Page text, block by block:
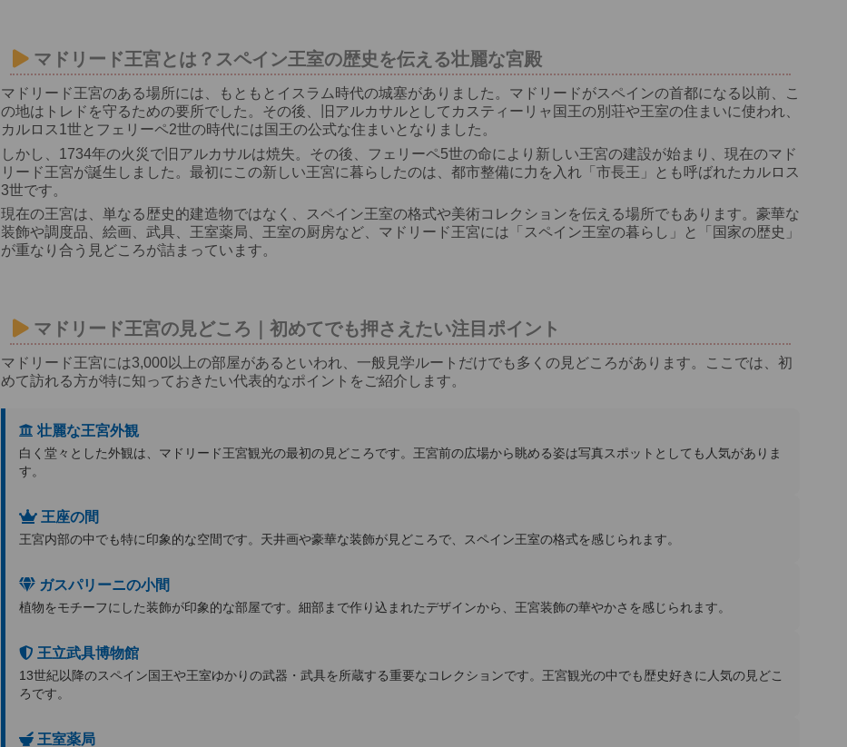
マドリード王宮とは？スペイン王室の歴史を伝える壮麗な宮殿
マドリード王宮のある場所には、もともとイスラム時代の城塞がありました。マドリードがスペインの首都になる以前、こ
の地はトレドを守るための要所でした。その後、旧アルカサルとしてカスティーリャ国王の別荘や王室の住まいに使われ、
カルロス1世とフェリーペ2世の時代には国王の公式な住まいとなりました。
しかし、1734年の火災で旧アルカサルは焼失。その後、フェリーペ5世の命により新しい王宮の建設が始まり、現在のマド
リード王宮が誕生しました。最初にこの新しい王宮に暮らしたのは、都市整備に力を入れ「市長王」とも呼ばれたカルロス
3世です。
現在の王宮は、単なる歴史的建造物ではなく、スペイン王室の格式や美術コレクションを伝える場所でもあります。豪華な
装飾や調度品、絵画、武具、王室薬局、王室の厨房など、マドリード王宮には「スペイン王室の暮らし」と「国家の歴史」
が重なり合う見どころが詰まっています。
マドリード王宮の見どころ｜初めてでも押さえたい注目ポイント
マドリード王宮には3,000以上の部屋があるといわれ、一般見学ルートだけでも多くの見どころがあります。ここでは、初
めて訪れる方が特に知っておきたい代表的なポイントをご紹介します。
壮麗な王宮外観
白く堂々とした外観は、マドリード王宮観光の最初の見どころです。王宮前の広場から眺める姿は写真スポットとしても人気がありま
す。
王座の間
王宮内部の中でも特に印象的な空間です。天井画や豪華な装飾が見どころで、スペイン王室の格式を感じられます。
ガスパリーニの小間
植物をモチーフにした装飾が印象的な部屋です。細部まで作り込まれたデザインから、王宮装飾の華やかさを感じられます。
王立武具博物館
13世紀以降のスペイン国王や王室ゆかりの武器・武具を所蔵する重要なコレクションです。王宮観光の中でも歴史好きに人気の見どこ
ろです。
王室薬局